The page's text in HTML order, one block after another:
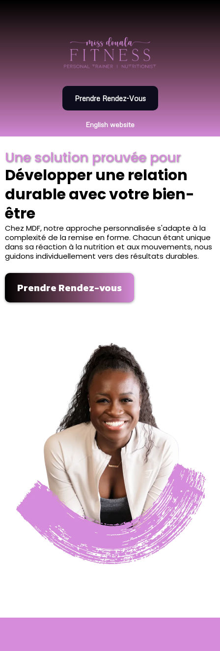
Prendre Rendez-Vous
English website
Une solution prouvée pour
Développer une relation
durable avec votre bien-
être
Chez MDF, notre approche personnalisée s'adapte à la
complexité de la remise en forme. Chacun étant unique
dans sa réaction à la nutrition et aux mouvements, nous
guidons individuellement vers des résultats durables.
Prendre Rendez-vous